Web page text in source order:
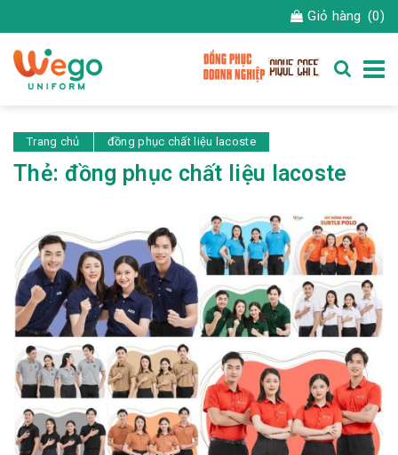
Giỏ hàng (0)
Trang chủ đồng phục chất liệu lacoste
Thẻ: đồng phục chất liệu lacoste